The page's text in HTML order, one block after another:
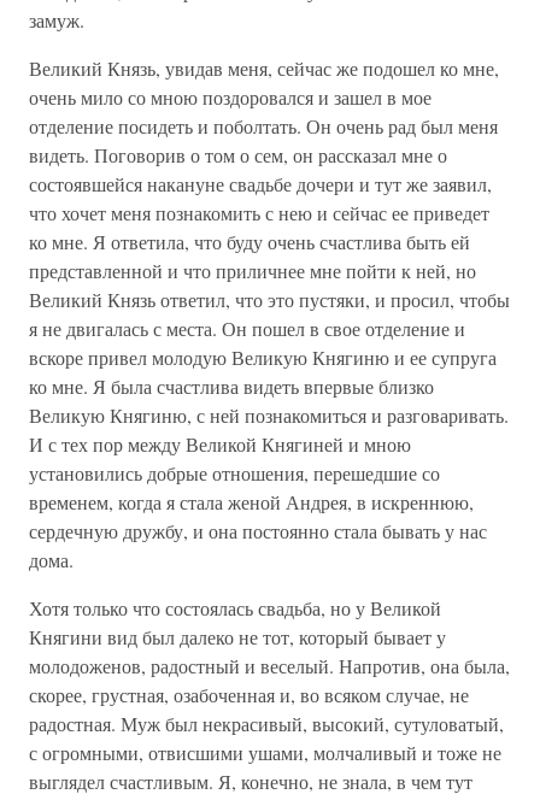
замуж.
Великий Князь, увидав меня, сейчас же подошел ко мне,
очень мило со мною поздоровался и зашел в мое
отделение посидеть и поболтать. Он очень рад был меня
видеть. Поговорив о том о сем, он рассказал мне о
состоявшейся накануне свадьбе дочери и тут же заявил,
что хочет меня познакомить с нею и сейчас ее приведет
ко мне. Я ответила, что буду очень счастлива быть ей
представленной и что приличнее мне пойти к ней, но
Великий Князь ответил, что это пустяки, и просил, чтобы
я не двигалась с места. Он пошел в свое отделение и
вскоре привел молодую Великую Княгиню и ее супруга
ко мне. Я была счастлива видеть впервые близко
Великую Княгиню, с ней познакомиться и разговаривать.
И с тех пор между Великой Княгиней и мною
установились добрые отношения, перешедшие со
временем, когда я стала женой Андрея, в искреннюю,
сердечную дружбу, и она постоянно стала бывать у нас
дома.
Хотя только что состоялась свадьба, но у Великой
Княгини вид был далеко не тот, который бывает у
молодоженов, радостный и веселый. Напротив, она была,
скорее, грустная, озабоченная и, во всяком случае, не
радостная. Муж был некрасивый, высокий, сутуловатый,
с огромными, отвисшими ушами, молчаливый и тоже не
выглядел счастливым. Я, конечно, не знала, в чем тут